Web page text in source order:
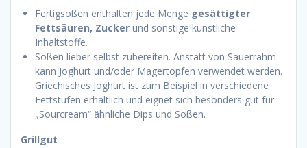
Fertigsoßen enthalten jede Menge gesättigter
Fettsäuren, Zucker und sonstige künstliche
Inhaltstoffe.
Soßen lieber selbst zubereiten. Anstatt von Sauerrahm
kann Joghurt und/oder Magertopfen verwendet werden.
Griechisches Joghurt ist zum Beispiel in verschiedene
Fettstufen erhältlich und eignet sich besonders gut für
„Sourcream“ ähnliche Dips und Soßen.
Grillgut